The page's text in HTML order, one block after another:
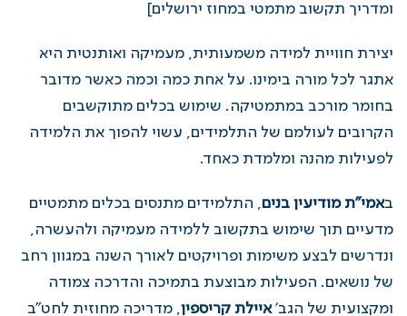
ומדריך תקשוב מתמטי במחוז ירושלים]
יצירת חוויית למידה משמעותית, מעמיקה ואותנטית היא
אתגר לכל מורה בימינו. על אחת כמה וכמה כאשר מדובר
בחומר מורכב במתמטיקה. שימוש בכלים מתוקשבים
הקרובים לעולמם של התלמידים, עשוי להפוך את הלמידה
לפעילות מהנה ומלמדת כאחד.
באמי"ת מודיעין בנים, התלמידים מתנסים בכלים מתמטיים
מדעיים תוך שימוש בתקשוב ללמידה מעמיקה ולהעשרה,
ונדרשים לבצע משימות ופרויקטים לאורך השנה במגוון רחב
של נושאים. הפעילות מבוצעת בתמיכה והדרכה צמודה
ומקצועית של הגב'איילת קריספין, מדריכה מחוזית לחט"ב